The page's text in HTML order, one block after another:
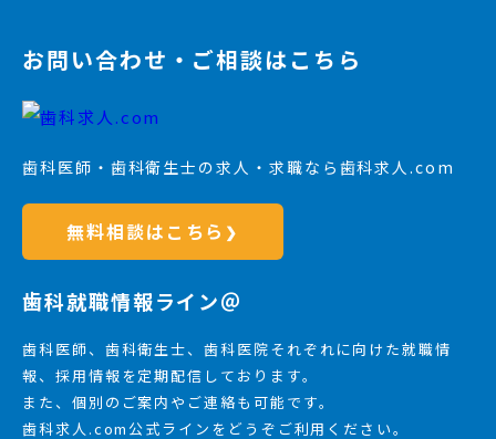
お問い合わせ・ご相談はこちら
歯科医師・歯科衛生士の求人・求職なら歯科求人.com
無料相談はこちら ❯
歯科就職情報ライン＠
歯科医師、歯科衛生士、歯科医院それぞれに向けた就職情
報、採用情報を定期配信しております。
また、個別のご案内やご連絡も可能です。
歯科求人.com公式ラインをどうぞご利用ください。